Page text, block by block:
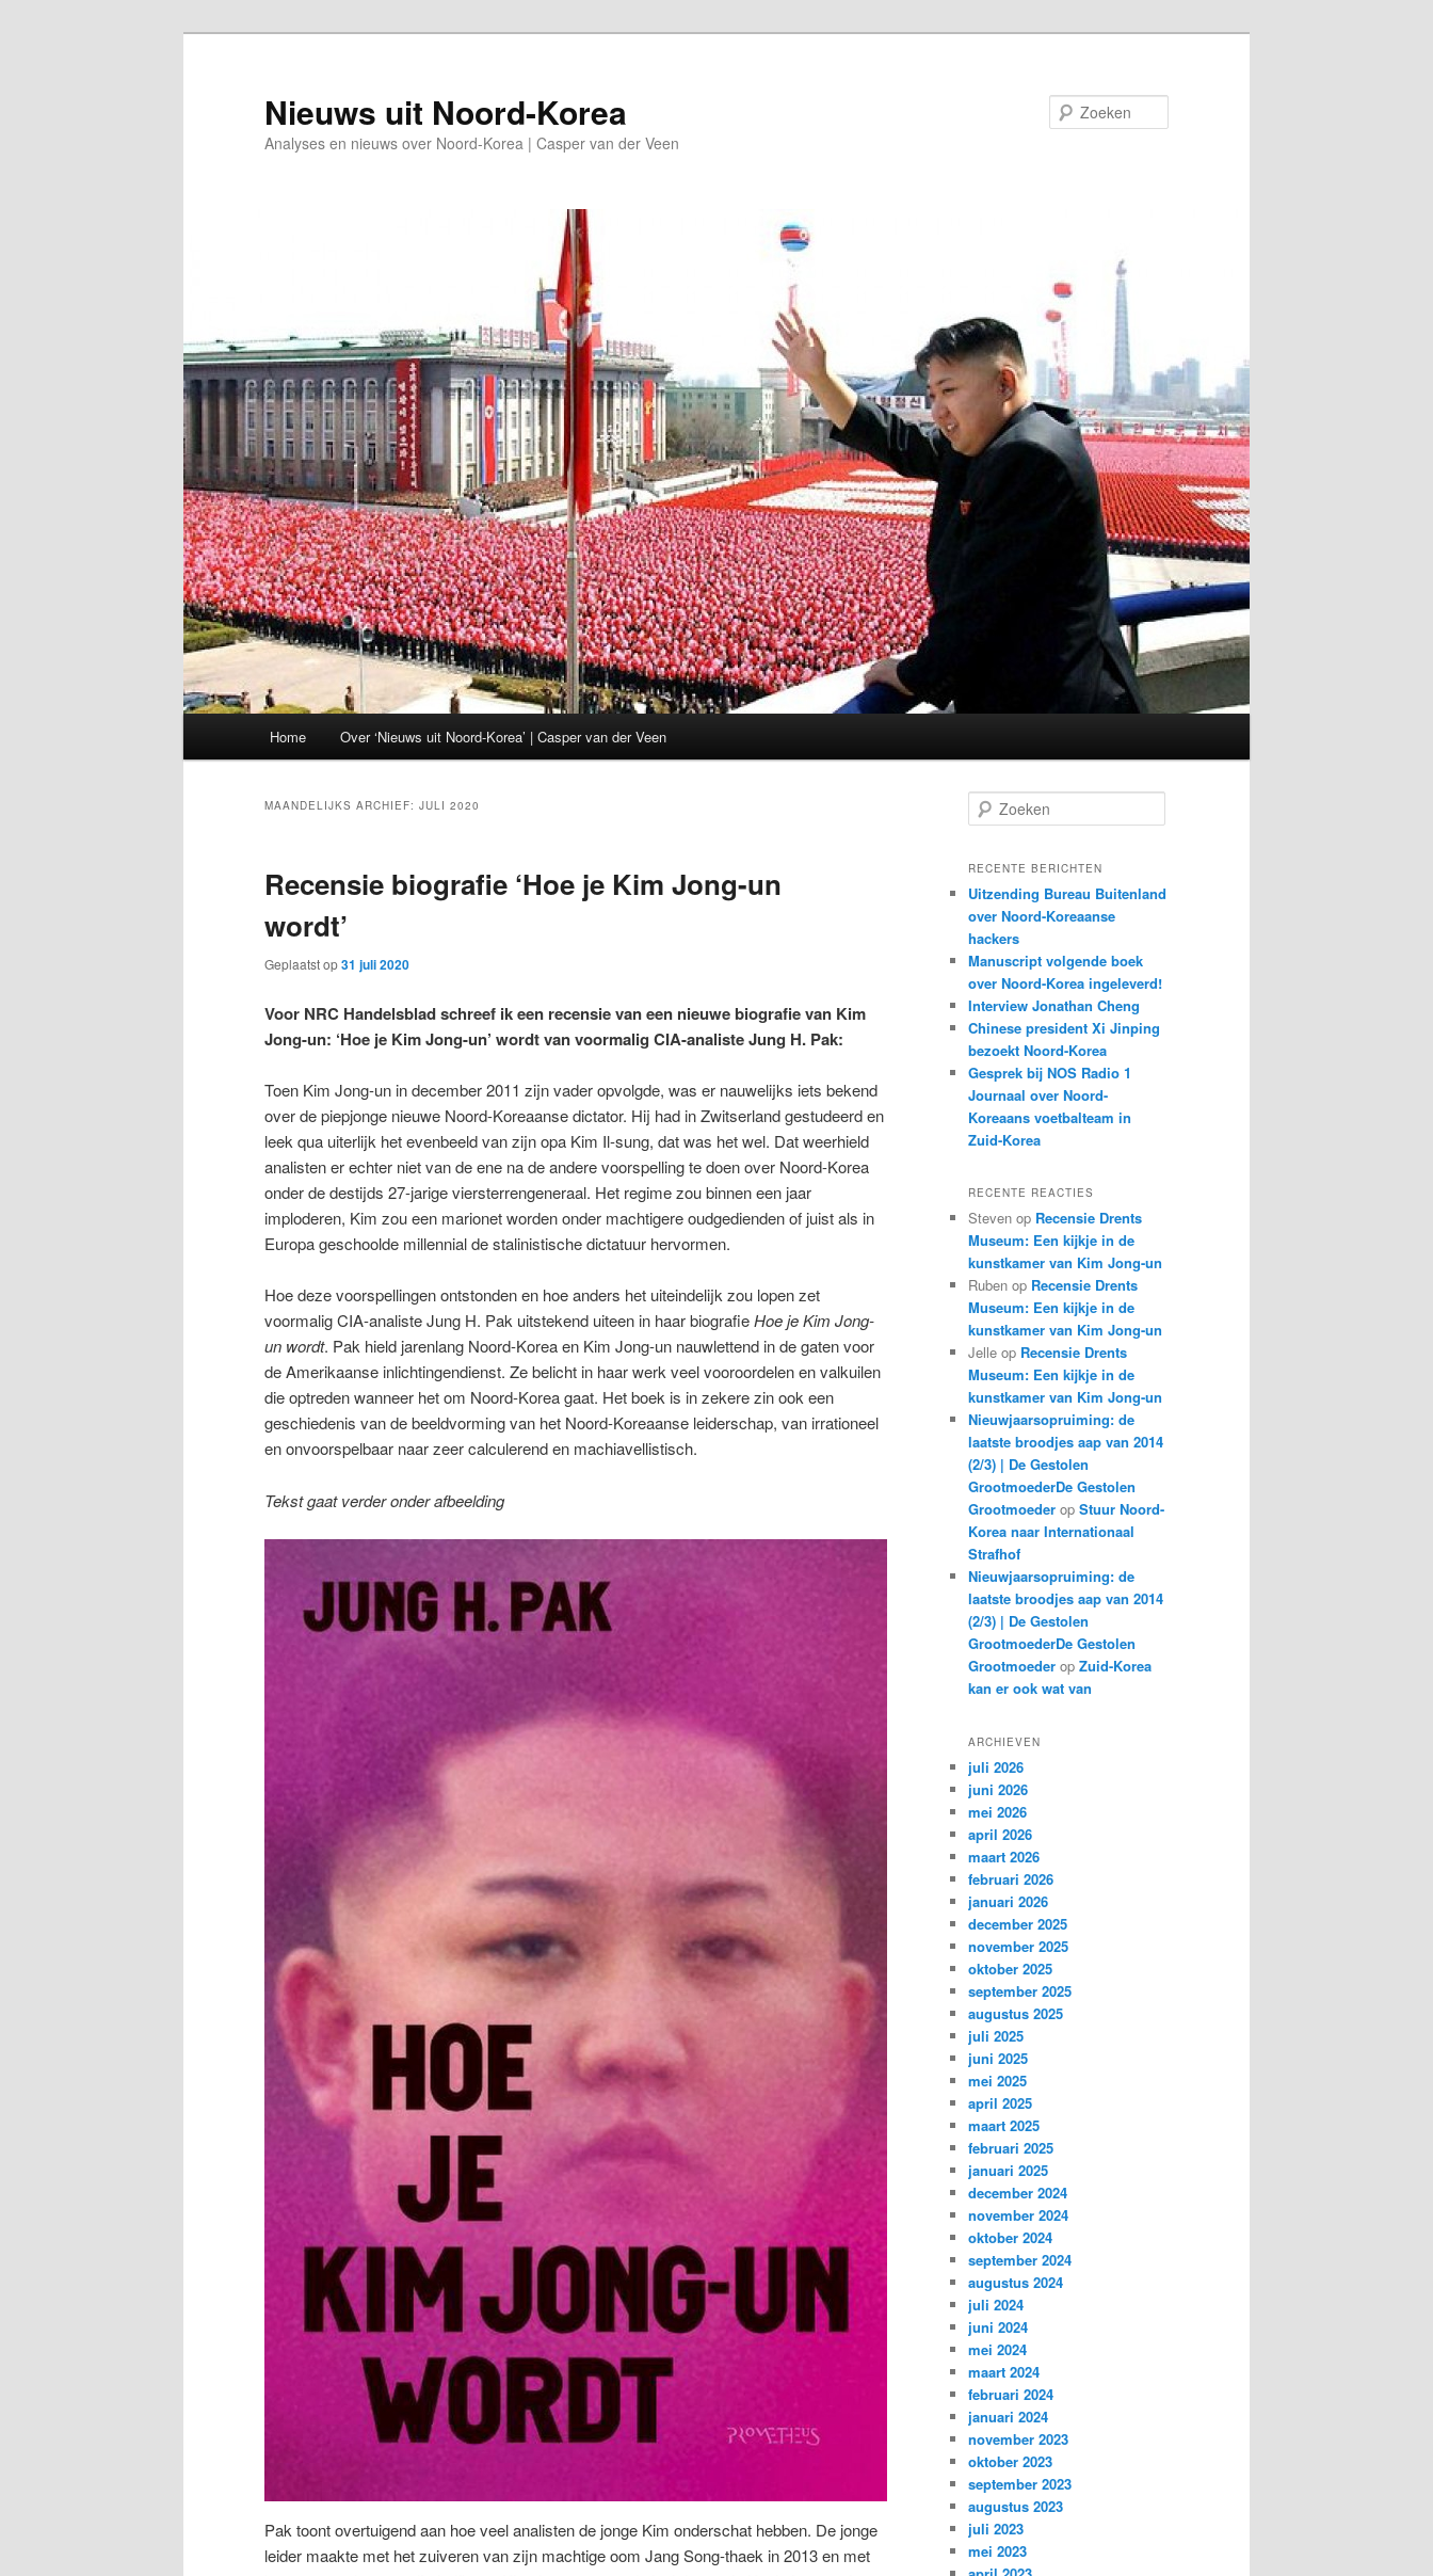
Nieuws uit Noord-Korea
Analyses en nieuws over Noord-Korea | Casper van der Veen
Home Over ‘Nieuws uit Noord-Korea’ | Casper van der Veen
MAANDELIJKS ARCHIEF: JULI 2020
Recensie biografie ‘Hoe je Kim Jong-un
wordt’
Geplaatst op31 juli 2020
Voor NRC Handelsblad schreef ik een recensie van een nieuwe biografie van Kim
Jong-un: ‘Hoe je Kim Jong-un’ wordt van voormalig CIA-analiste Jung H. Pak:
Toen Kim Jong-un in december 2011 zijn vader opvolgde, was er nauwelijks iets bekend
over de piepjonge nieuwe Noord-Koreaanse dictator. Hij had in Zwitserland gestudeerd en
leek qua uiterlijk het evenbeeld van zijn opa Kim Il-sung, dat was het wel. Dat weerhield
analisten er echter niet van de ene na de andere voorspelling te doen over Noord-Korea
onder de destijds 27-jarige viersterrengeneraal. Het regime zou binnen een jaar
imploderen, Kim zou een marionet worden onder machtigere oudgedienden of juist als in
Europa geschoolde millennial de stalinistische dictatuur hervormen.
Hoe deze voorspellingen ontstonden en hoe anders het uiteindelijk zou lopen zet
voormalig CIA-analiste Jung H. Pak uitstekend uiteen in haar biografieHoe je Kim Jong-
un wordt. Pak hield jarenlang Noord-Korea en Kim Jong-un nauwlettend in de gaten voor
de Amerikaanse inlichtingendienst. Ze belicht in haar werk veel vooroordelen en valkuilen
die optreden wanneer het om Noord-Korea gaat. Het boek is in zekere zin ook een
geschiedenis van de beeldvorming van het Noord-Koreaanse leiderschap, van irrationeel
en onvoorspelbaar naar zeer calculerend en machiavellistisch.
Tekst gaat verder onder afbeelding
Pak toont overtuigend aan hoe veel analisten de jonge Kim onderschat hebben. De jonge
leider maakte met het zuiveren van zijn machtige oom Jang Song-thaek in 2013 en met
o
k
n
RECENTE BERICHTEN
Uitzending Bureau Buitenland
over Noord-Koreaanse
hackers
Manuscript volgende boek
over Noord-Korea ingeleverd!
Interview Jonathan Cheng
Chinese president Xi Jinping
bezoekt Noord-Korea
Gesprek bij NOS Radio 1
Journaal over Noord-
Koreaans voetbalteam in
Zuid-Korea
RECENTE REACTIES
Steven op Recensie Drents
Museum: Een kijkje in de
kunstkamer van Kim Jong-un
Ruben op Recensie Drents
Museum: Een kijkje in de
kunstkamer van Kim Jong-un
Jelle op Recensie Drents
Museum: Een kijkje in de
kunstkamer van Kim Jong-un
Nieuwjaarsopruiming: de
laatste broodjes aap van 2014
(2/3) | De Gestolen
GrootmoederDe Gestolen
Grootmoeder op Stuur Noord-
Korea naar Internationaal
Strafhof
Nieuwjaarsopruiming: de
laatste broodjes aap van 2014
(2/3) | De Gestolen
GrootmoederDe Gestolen
Grootmoeder op Zuid-Korea
kan er ook wat van
ARCHIEVEN
juli 2026
juni 2026
mei 2026
april 2026
maart 2026
februari 2026
januari 2026
december 2025
november 2025
oktober 2025
september 2025
augustus 2025
juli 2025
juni 2025
mei 2025
april 2025
maart 2025
februari 2025
januari 2025
december 2024
november 2024
oktober 2024
september 2024
augustus 2024
juli 2024
juni 2024
mei 2024
maart 2024
februari 2024
januari 2024
november 2023
oktober 2023
september 2023
augustus 2023
juli 2023
mei 2023